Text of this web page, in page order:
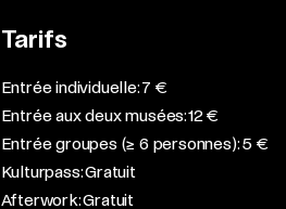
Tarifs
Entrée individuelle: 7 €
Entrée aux deux musées: 12 €
Entrée groupes (≥ 6 personnes): 5 €
Kulturpass: Gratuit
Afterwork: Gratuit